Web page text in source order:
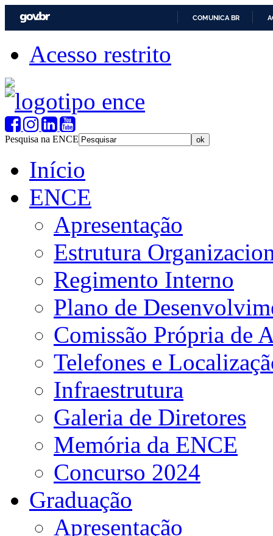
COMUNICA BR
Acesso restrito
Pesquisa na ENCE
Início
ENCE
Apresentação
Estrutura
Regimento Interno
Plano de
Comissão Própria de
Telefones e
Infraestrutura
Galeria de Diretores
Memória da ENCE
Concurso 2024
Graduação
Apresentação